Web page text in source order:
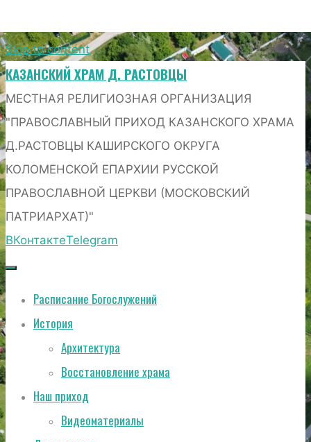
Skip to content
КАЗАНСКИЙ ХРАМ Д. РАСТОВЦЫ
МЕСТНАЯ РЕЛИГИОЗНАЯ ОРГАНИЗАЦИЯ
"ПРАВОСЛАВНЫЙ ПРИХОД КАЗАНСКОГО ХРАМА
Д.РАСТОВЦЫ КАШИРСКОГО ОКРУГА
КОЛОМЕНСКОЙ ЕПАРХИИ РУССКОЙ
ПРАВОСЛАВНОЙ ЦЕРКВИ (МОСКОВСКИЙ
ПАТРИАРХАТ)"
ВКонтактеTelegram
Расписание Богослужений
История
Архитектура
Восстановление храма
Наш приход
Видеоматериалы